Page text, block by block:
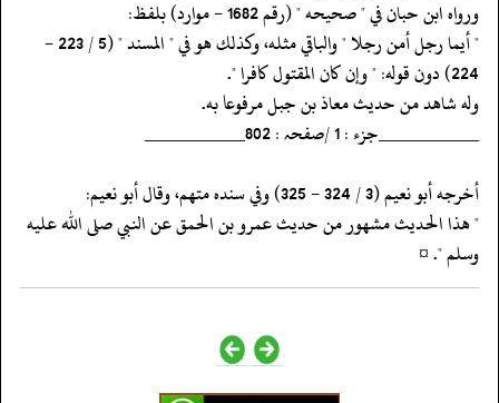
‏‏‏‏ورواه ابن حبان في " صحيحه " (رقم 1682 - موارد) بلفظ:
‏‏‏‏" أيما رجل أمن رجلا " والباقي مثله، وكذلك هو في " المسند " (5 / 223 -
‏‏‏‏وله شاهد من حديث معاذ بن جبل مرفوعا به.
‏‏‏‏__________جزء : 1 /صفحہ : 802__________
‏‏‏‏أخرجه أبو نعيم (3 / 324 - 325) وفي سنده متهم، وقال أبو نعيم:
‏‏‏‏" هذا الحديث مشهور من حديث عمرو بن الحمق عن النبي صلى الله عليه
وسلم ". ¤